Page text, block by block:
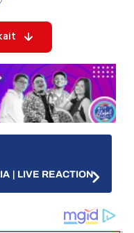
| LIVE REACTION